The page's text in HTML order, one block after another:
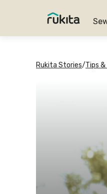
Rukita Stories/Tips